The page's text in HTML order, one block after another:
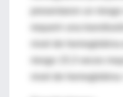
presentaron un
requerir una
nivel de hemoglobina
riesgo 15.3 veces
nivel de hemoglobina